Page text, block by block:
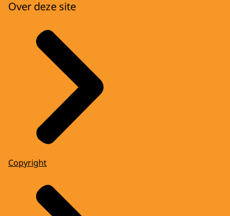
Over deze site
Copyright